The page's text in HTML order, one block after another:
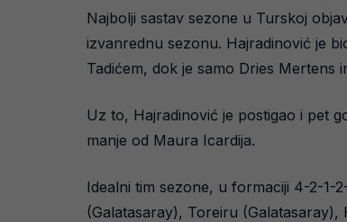
Najbolji sastav sezone u Turskoj
izvanrednu sezonu. Hajradinović je
Tadićem, dok je samo Dries Mertens
Uz to, Hajradinović je postigao i pet
manje od Maura Icardija.
Idealni tim sezone, u formaciji 4-2-1-
(Galatasaray), Toreiru